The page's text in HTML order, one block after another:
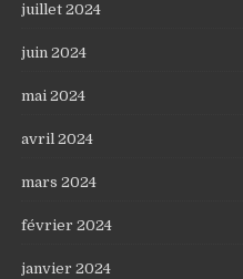
juillet 2024
juin 2024
mai 2024
avril 2024
mars 2024
février 2024
janvier 2024